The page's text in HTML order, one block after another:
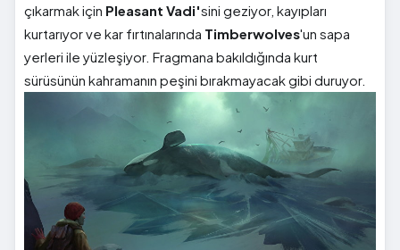
çıkarmak için Pleasant Vadi'sini geziyor, kayıpları
kurtarıyor ve kar fırtınalarında Timberwolves'un sapa
yerleri ile yüzleşiyor. Fragmana bakıldığında kurt
sürüsünün kahramanın peşini bırakmayacak gibi duruyor.